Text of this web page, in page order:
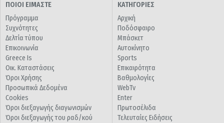
ΠΟΙΟΙ ΕΙΜΑΣΤΕ
Πρόγραμμα
Συχνότητες
Δελτία τύπου
Επικοινωνία
Greece Is
Οικ. Καταστάσεις
Όροι Χρήσης
Προσωπικά Δεδομένα
Cookies
Όροι διεξαγωγής διαγωνισμών
Όροι διεξαγωγής του ραδ/κού
ΚΑΤΗΓΟΡΙΕΣ
Αρχική
Ποδόσφαιρο
Μπάσκετ
Αυτοκίνητο
Sports
Επικαιρότητα
Βαθμολογίες
WebTv
Enter
Πρωτοσέλιδα
Τελευταίες Ειδήσεις